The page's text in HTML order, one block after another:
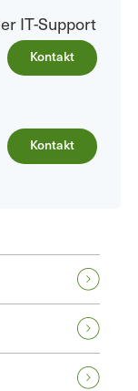
IT-Support
Kontakt
Kontakt